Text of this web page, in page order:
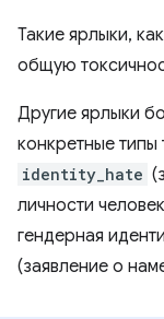
Такие ярлыки, как
общую
Другие ярлыки
конкретные
identity_hate
личности
гендерная
(заявление о